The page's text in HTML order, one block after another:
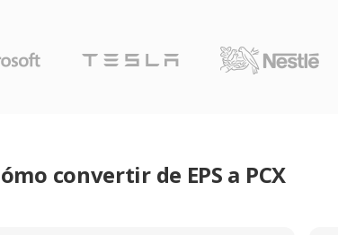
convertir de EPS a PCX